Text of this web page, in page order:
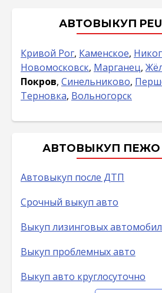
АВТОВЫКУП
Кривой Рог, Каменское,
Новомосковск, Марганец,
Покров, Синельниково,
Терновка, Вольногорск
АВТОВЫКУП ПЕЖО
Автовыкуп после ДТП
Срочный выкуп авто
Выкуп лизинговых
Выкуп проблемных авто
Выкуп авто круглосуточно